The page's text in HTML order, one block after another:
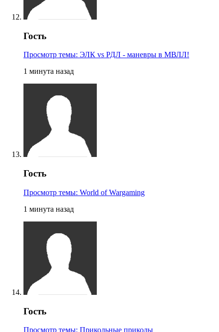
Гость
Просмотр темы: ЭЛК vs РДЛ - маневры в МВЛЛ!
1 минута назад
Гость
Просмотр темы: World of Wargaming
1 минута назад
Гость
Просмотр темы: Прикольные приколы